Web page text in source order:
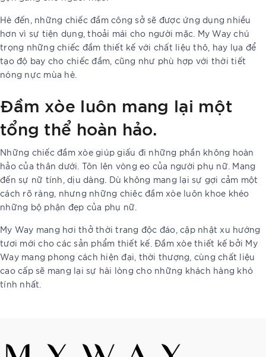
Hè đến, những chiếc đầm công sở sẽ được ứng dụng nhiều
hơn vì sự tiện dụng, thoải mái cho người mặc. My Way chú
trọng những chiếc đầm thiết kế với chất liệu thô, hay lụa để
tạo độ bay cho chiếc đầm, cũng như phù hợp với thời tiết
nóng nực mùa hè.
Đầm xòe luôn mang lại một
tổng thể hoàn hảo.
Những chiếc đầm xòe giúp giấu đi những phần không hoàn
hảo của thân dưới. Tôn lên vòng eo của người phụ nữ. Mang
đến sự nữ tính, dịu dàng. Dù không mang lại sự gợi cảm một
cách rõ ràng, nhưng những chiêc đầm xòe luôn khoe khéo
những bộ phận đẹp của phụ nữ.
My Way mang hơi thở thời trang độc đáo, cập nhật xu hướng
tươi mới cho các sản phẩm thiết kế. Đầm xòe thiết kế bởi My
Way mang phong cách hiện đại, thời thượng, cùng chất liệu
cao cấp sẽ mang lại sự hài lòng cho những khách hàng khó
tính nhất.